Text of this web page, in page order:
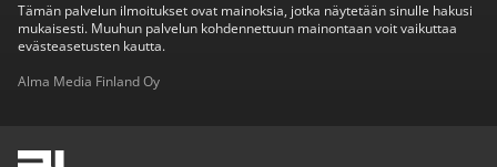
Tämän palvelun ilmoitukset ovat mainoksia, jotka näytetään sinulle hakusi
mukaisesti. Muuhun palvelun kohdennettuun mainontaan voit vaikuttaa
evästeasetusten kautta.
Alma Media Finland Oy